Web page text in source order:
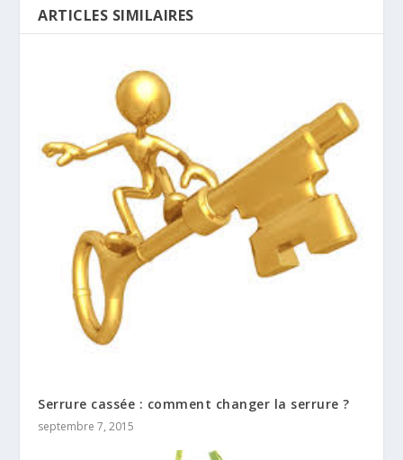
ARTICLES SIMILAIRES
Serrure cassée : comment changer la serrure ?
septembre 7, 2015